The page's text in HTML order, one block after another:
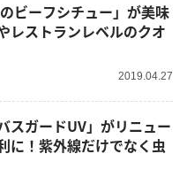
ビーフシチュー」が美味
レストランレベルのクオ
2019.04.27
スガードUV」がリニュー
に！紫外線だけでなく虫